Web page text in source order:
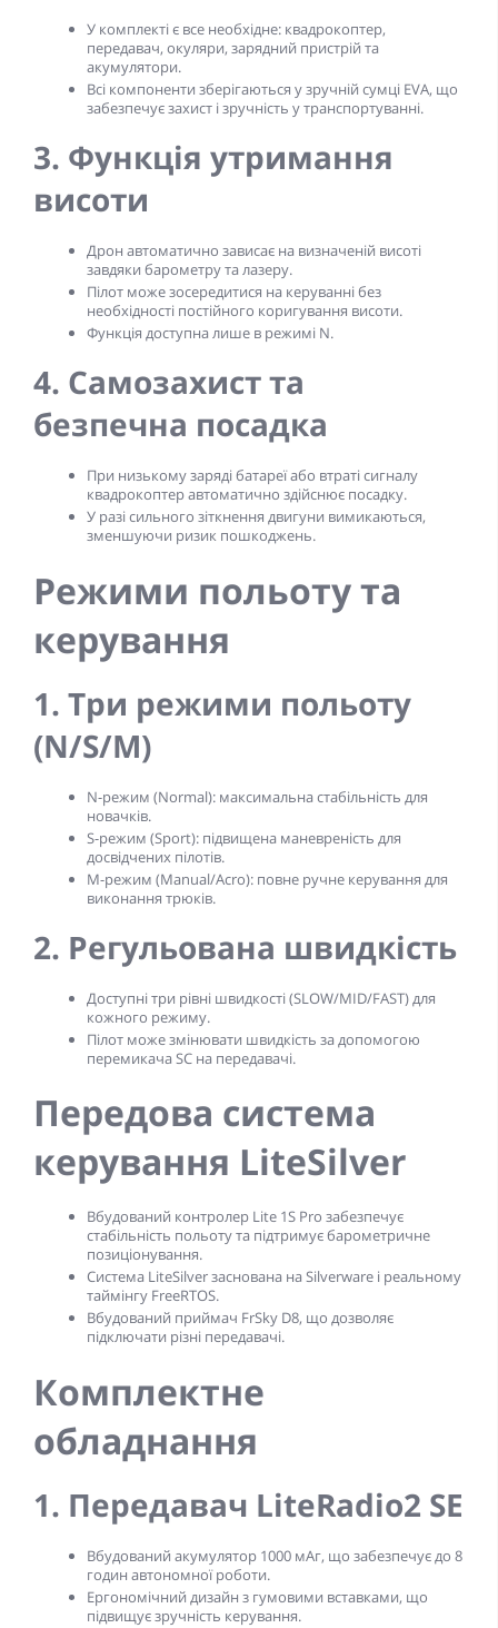
У комплекті є все необхідне: квадрокоптер,
передавач, окуляри, зарядний пристрій та
акумулятори.
Всі компоненти зберігаються у зручній сумці EVA, що
забезпечує захист і зручність у транспортуванні.
3. Функція утримання
висоти
Дрон автоматично зависає на визначеній висоті
завдяки барометру та лазеру.
Пілот може зосередитися на керуванні без
необхідності постійного коригування висоти.
Функція доступна лише в режимі N.
4. Самозахист та
безпечна посадка
При низькому заряді батареї або втраті сигналу
квадрокоптер автоматично здійснює посадку.
У разі сильного зіткнення двигуни вимикаються,
зменшуючи ризик пошкоджень.
Режими польоту та
керування
1. Три режими польоту
(N/S/M)
N-режим (Normal): максимальна стабільність для
новачків.
S-режим (Sport): підвищена маневреність для
досвідчених пілотів.
M-режим (Manual/Acro): повне ручне керування для
виконання трюків.
2. Регульована швидкість
Доступні три рівні швидкості (SLOW/MID/FAST) для
кожного режиму.
Пілот може змінювати швидкість за допомогою
перемикача SC на передавачі.
Передова система
керування LiteSilver
Вбудований контролер Lite 1S Pro забезпечує
стабільність польоту та підтримує барометричне
позиціонування.
Система LiteSilver заснована на Silverware і реальному
таймінгу FreeRTOS.
Вбудований приймач FrSky D8, що дозволяє
підключати різні передавачі.
Комплектне
обладнання
1. Передавач LiteRadio2 SE
Вбудований акумулятор 1000 мАг, що забезпечує до 8
годин автономної роботи.
Ергономічний дизайн з гумовими вставками, що
підвищує зручність керування.